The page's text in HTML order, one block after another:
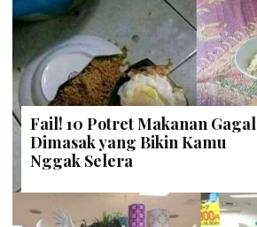
Fail! 10 Potret Makanan Gagal
Dimasak yang Bikin Kamu
Nggak Selera